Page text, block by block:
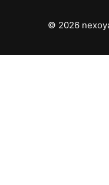
© 2026